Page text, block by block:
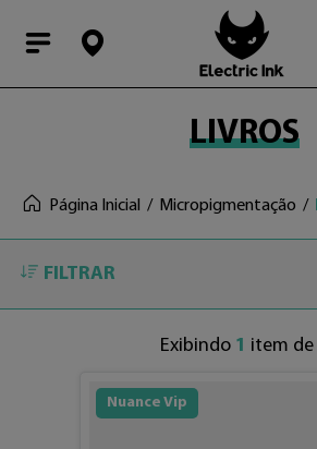
LIVROS
Página Inicial Micropigmentação
FILTRAR
Exibindo 1 item de
Nuance Vip